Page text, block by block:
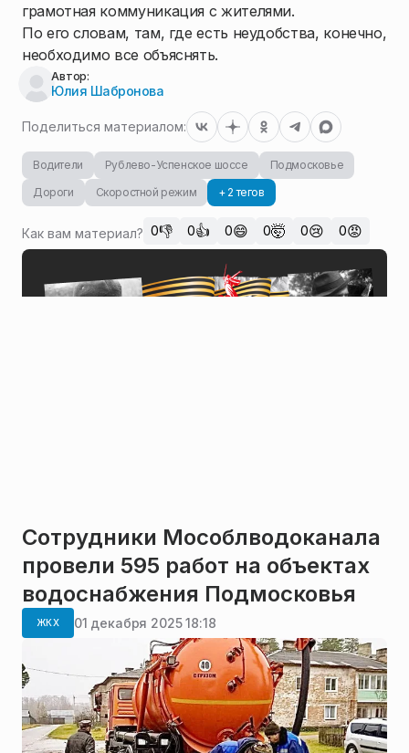
грамотная коммуникация с жителями.
По его словам, там, где есть неудобства, конечно,
необходимо все объяснять.
Автор:
Юлия Шабронова
Поделиться материалом:
Водители Рублево-Успенское шоссе
Подмосковье
Дороги
Скоростной режим + 2 тегов
Как вам материал? 0👎 0👍 0😄 0🤯 0😢 0😡
Сотрудники Мособлводоканала
провели 595 работ на объектах
водоснабжения Подмосковья
ЖКХ 01 декабря 2025 18:18